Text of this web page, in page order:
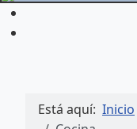
Está aquí: Inicio